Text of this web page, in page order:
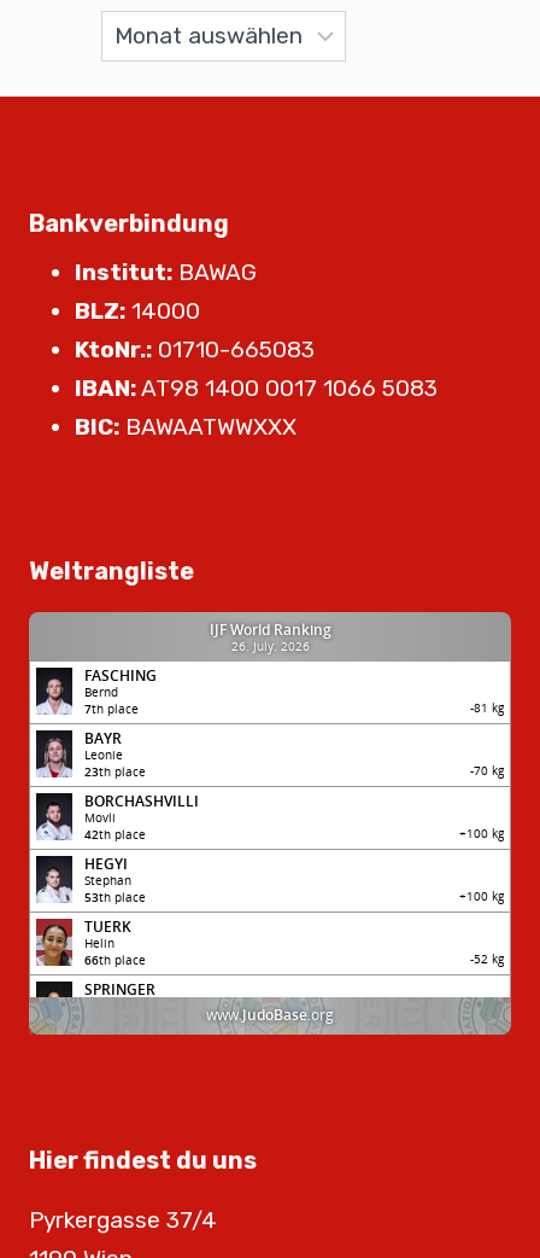
Bankverbindung
Institut: BAWAG
BLZ: 14000
KtoNr.: 01710-665083
IBAN:AT98 1400 0017 1066 5083
BIC: BAWAATWWXXX
Weltrangliste
Hier findest du uns
Pyrkergasse 37/4